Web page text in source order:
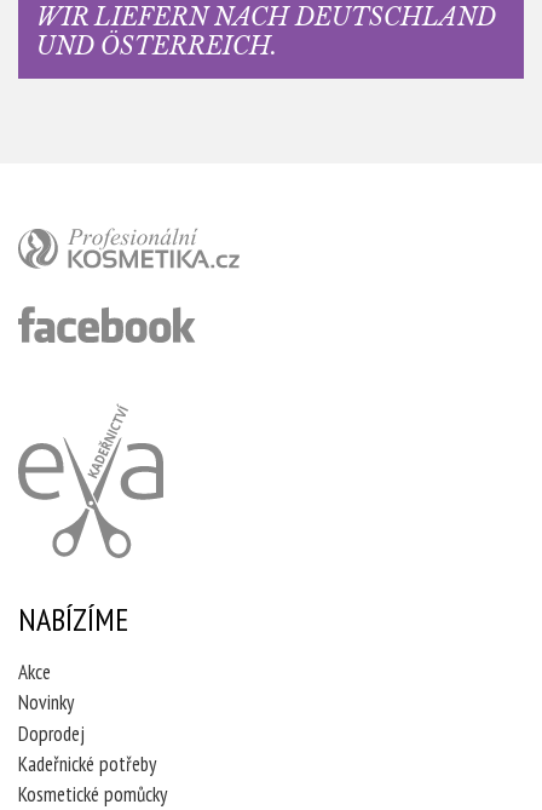
WIR LIEFERN NACH DEUTSCHLAND
UND ÖSTERREICH.
NABÍZÍME
Akce
Novinky
Doprodej
Kadeřnické potřeby
Kosmetické pomůcky